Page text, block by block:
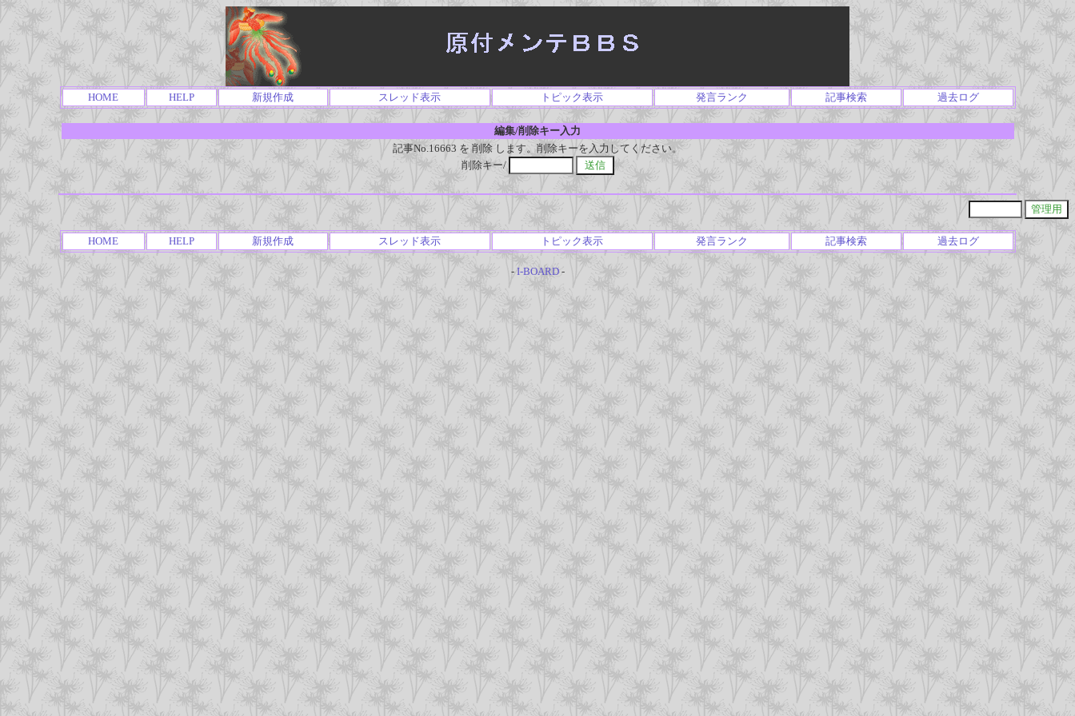
HOME HELP 新規作成 スレッド表示 トピック表示 発言ランク 記事検索 過去ログ
編集/削除キー入力
記事No.16663 を 削除 します。削除キーを入力してください。
削除キー/
HOME HELP 新規作成 スレッド表示 トピック表示 発言ランク 記事検索 過去ログ
- I-BOARD-